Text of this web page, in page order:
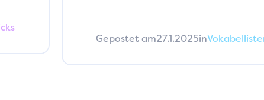
Gepostet am27.1.2025in